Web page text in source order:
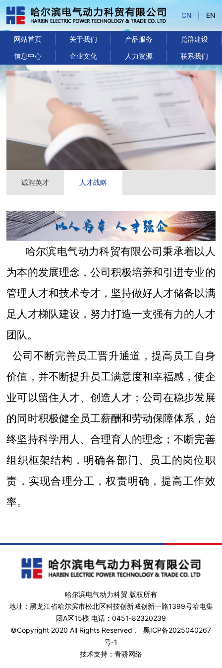
CN EN
网站首页 关于我们 产品服务
党群建设
信息中心
企业文化 人力资源 联系我们
诚聘英才 人才战略
哈尔滨电气动力科贸有限公司秉承着以人
为本的发展理念，公司积极培养和引进专业的
管理人才和技术专才，坚持做好人才储备以满
足人才梯队建设，努力打造一支强有力的人才
团队。
公司不断完善员工晋升通道，提高员工自身
价值，并不断提升员工满意度和幸福感，使企
业可以留住人才、创造人才；公司在稳步发展
的同时积极健全员工薪酬和劳动保障体系，始
终坚持科学用人、合理育人的理念；不断完善
组织框架结构，明确各部门、员工的岗位职
责，实现合理分工，权责明确，提高工作效
率。
哈尔滨电气动力科贸 版权所有
地址：黑龙江省哈尔滨市松北区科技创新城创新一路1399号哈电集
团A区15楼 电话：0451-82320239
©Copyright 2020 All Rights Reserved .黑ICP备2025040267
号-1
技术支持：青骄网络